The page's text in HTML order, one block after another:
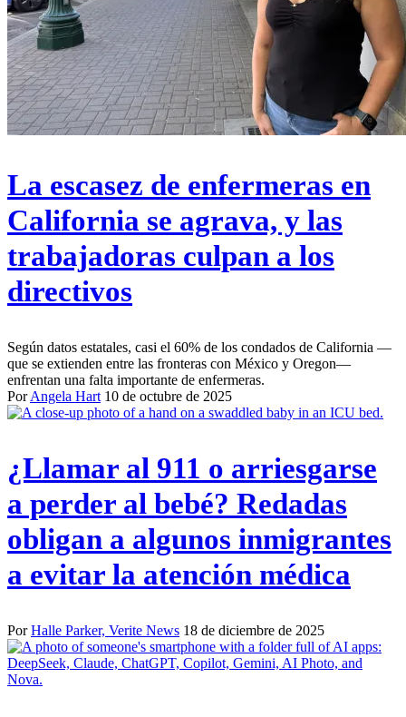
La escasez de enfermeras en
California se agrava, y las
trabajadoras culpan a los
directivos
Según datos estatales, casi el 60% de los condados de California —
que se extienden entre las fronteras con México y Oregon—
enfrentan una falta importante de enfermeras.
PorAngela Hart 10 de octubre de 2025
¿Llamar al 911 o arriesgarse
a perder al bebé? Redadas
obligan a algunos inmigrantes
a evitar la atención médica
PorHalle Parker, Verite News 18 de diciembre de 2025